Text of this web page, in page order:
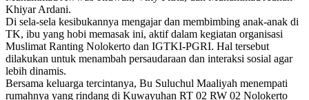
Khiyar Ardani.
Di sela-sela kesibukannya mengajar dan membimbing anak-anak di
TK, ibu yang hobi memasak ini, aktif dalam kegiatan organisasi
Muslimat Ranting Nolokerto dan IGTKI-PGRI. Hal tersebut
dilakukan untuk menambah persaudaraan dan interaksi sosial agar
lebih dinamis.
Bersama keluarga tercintanya, Bu Suluchul Maaliyah menempati
rumahnya yang rindang di Kuwayuhan RT 02 RW 02 Nolokerto